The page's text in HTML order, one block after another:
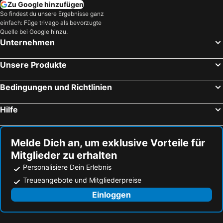
FRUIT VILLAGE DIAMANTE Dominicus
Azienda Agrituristica Le Terre Di San Leonardo
Parco Degli Aranci
Hotel Villa Cerelis
Hotel Delle Stelle Beach Resort
Belvedere Hotel Club
Diamante Strandhotels
San Giovanni a Piro Strandhotels
Pisciotta Strandhotels
Rende Strandhotels
Belvedere Marittimo Strandhotels
Maierato Strandhotels
Acri Strandhotels
Páola Strandhotels
Zu Google hinzufügen
So findest du unsere Ergebnisse ganz
einfach: Füge trivago als bevorzugte
Quelle bei Google hinzu.
Unternehmen
Unsere Produkte
Bedingungen und Richtlinien
Hilfe
Melde Dich an, um exklusive Vorteile für
Mitglieder zu erhalten
Personalisiere Dein Erlebnis
Treueangebote und Mitgliederpreise
Einloggen